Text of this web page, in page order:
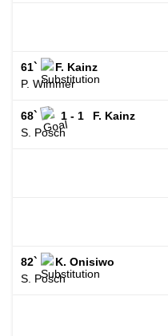
61`
F. Kainz
P. Wimmer
68` 1 - 1
F. Kainz
S. Posch
82`
K. Onisiwo
S. Posch